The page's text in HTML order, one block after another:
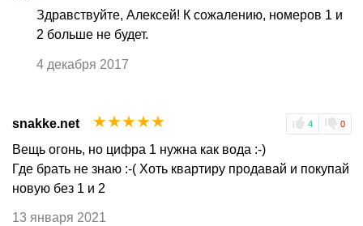
Здравствуйте, Алексей! К сожалению, номеров 1 и
2 больше не будет.
4 декабря 2017
snakke.net 4 0
☆
☆
☆
☆
☆
Вещь огонь, но цифра 1 нужна как вода :-)
Где брать не знаю :-( Хоть квартиру продавай и покупай
новую без 1 и 2
13 января 2021